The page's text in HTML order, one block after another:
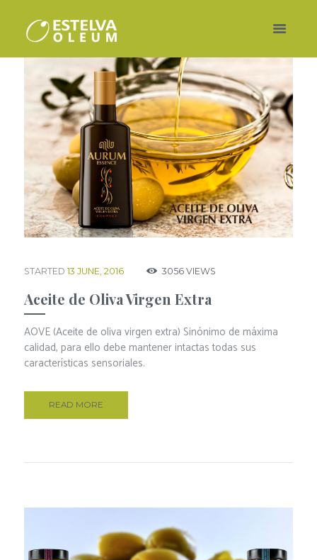
STARTED 13 JUNE, 2016 3056 VIEWS
Aceite de Oliva Virgen Extra
AOVE (Aceite de oliva virgen extra) Sinónimo de máxima
calidad, para ello debe mantener intactas todas sus
características sensoriales.
READ MORE